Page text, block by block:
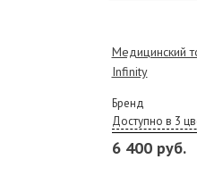
Медицинский
Infinity
Бренд
Доступно в 3
6 400 руб.